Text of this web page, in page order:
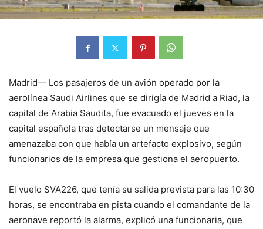
Madrid— Los pasajeros de un avión operado por la
aerolínea Saudi Airlines que se dirigía de Madrid a Riad, la
capital de Arabia Saudita, fue evacuado el jueves en la
capital española tras detectarse un mensaje que
amenazaba con que había un artefacto explosivo, según
funcionarios de la empresa que gestiona el aeropuerto.
El vuelo SVA226, que tenía su salida prevista para las 10:30
horas, se encontraba en pista cuando el comandante de la
aeronave reportó la alarma, explicó una funcionaria, que